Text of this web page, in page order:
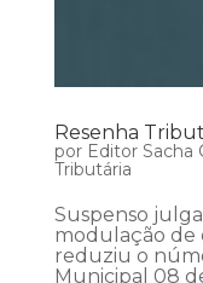
Resenha
por Editor Sacha
Tributária
Suspenso
modulação de
reduziu o
Municipal 08